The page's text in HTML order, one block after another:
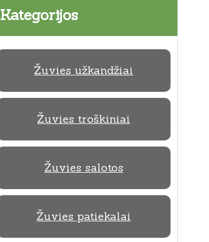
Kategorijos
Žuvies užkandžiai
Žuvies troškiniai
Žuvies salotos
Žuvies patiekalai